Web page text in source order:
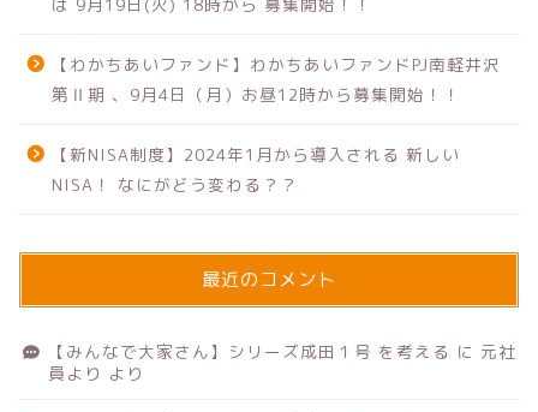
は 9月19日(火) 18時から 募集開始！！
【わかちあいファンド】わかちあいファンドPJ南軽井沢
第Ⅱ期 、9月4日（月）お昼12時から募集開始！！
【新NISA制度】2024年1月から導入される 新しい
NISA！ なにがどう変わる？？
最近のコメント
【みんなで大家さん】シリーズ成田１号 を考える に 元社
員より より